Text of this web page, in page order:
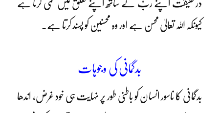
درحقیقت اپنے ربّ کے ساتھ اپنے تعلق میں کمی کرتا ہے
کیونکہ اللہ تعالیٰ محسن ہے اور وہ محسنین کو پسند کرتا ہے۔
بدگمانی کی وجوہات
بدگمانی کا ناسور انسان کو باطنی طور پر نہایت ہی خود غرض، اندھا